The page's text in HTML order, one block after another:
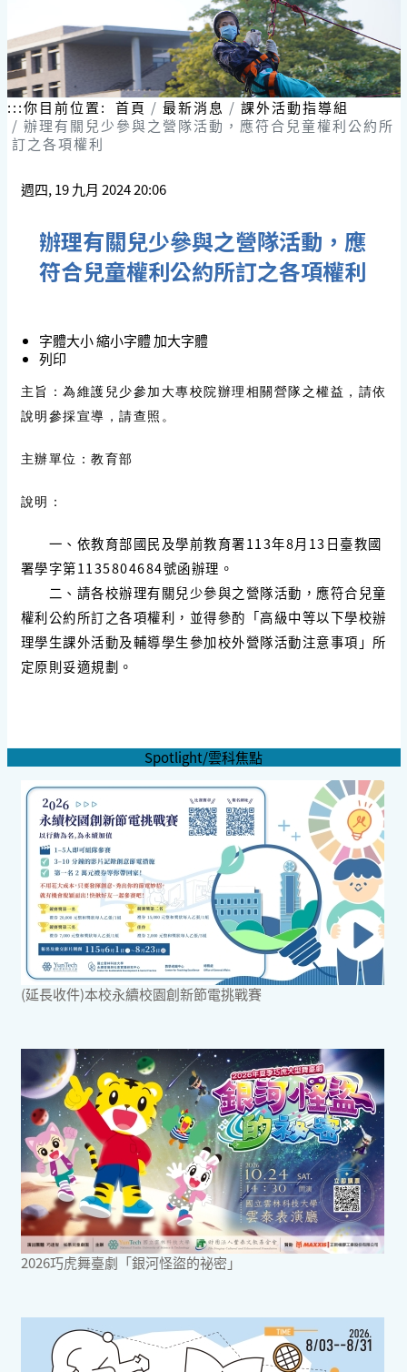
:::你目前位置: 首頁 最新消息
課外活動指導組
辦理有關兒少參與之營隊活動，應符合兒童權利公約所
訂之各項權利
週四, 19 九月 2024 20:06
辦理有關兒少參與之營隊活動，應
符合兒童權利公約所訂之各項權利
字體大小縮小字體加大字體
列印
主旨：為維護兒少參加大專校院辦理相關營隊之權益，請依
說明參採宣導，請查照。
主辦單位：教育部
說明：
一、依教育部國民及學前教育署113年8月13日臺教國
署學字第1135804684號函辦理。
二、請各校辦理有關兒少參與之營隊活動，應符合兒童
權利公約所訂之各項權利，並得參酌「高級中等以下學校辦
理學生課外活動及輔導學生參加校外營隊活動注意事項」所
定原則妥適規劃。
Spotlight/雲科焦點
(延長收件)本校永續校園創新節電挑戰賽
2026巧虎舞臺劇「銀河怪盜的祕密」